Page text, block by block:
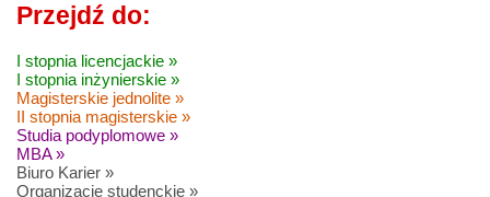
Przejdź do:
I stopnia licencjackie »
I stopnia inżynierskie »
Magisterskie jednolite »
II stopnia magisterskie »
Studia podyplomowe »
MBA »
Biuro Karier »
Organizacje studenckie »